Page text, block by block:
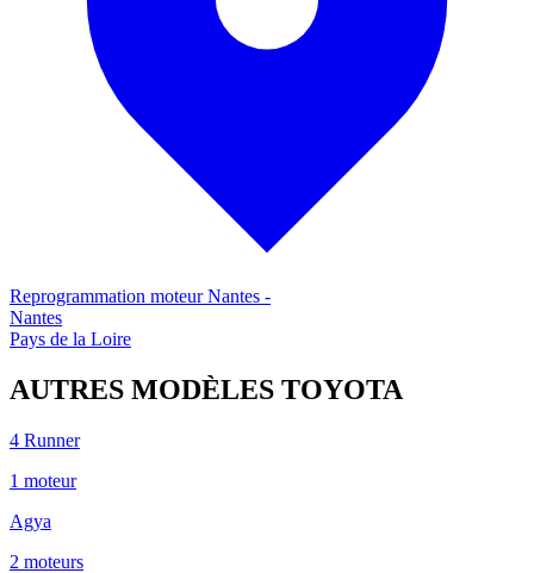
Reprogrammation moteurNantes -
Nantes
Pays de la Loire
AUTRES MODÈLES TOYOTA
4 Runner
1 moteur
Agya
2 moteurs